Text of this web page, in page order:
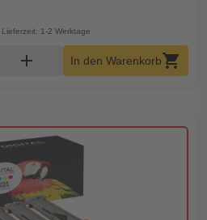
Lieferzeit: 1-2 Werktage
Menge
add In den Warenkorbshopping_cart